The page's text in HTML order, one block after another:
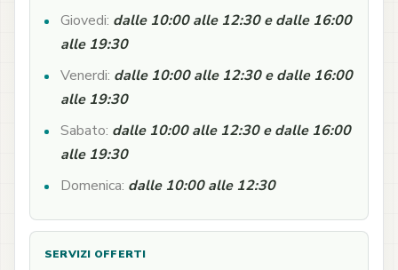
Giovedi: dalle 10:00 alle 12:30 e dalle 16:00
alle 19:30
Venerdi: dalle 10:00 alle 12:30 e dalle 16:00
alle 19:30
Sabato: dalle 10:00 alle 12:30 e dalle 16:00
alle 19:30
Domenica: dalle 10:00 alle 12:30
SERVIZI OFFERTI